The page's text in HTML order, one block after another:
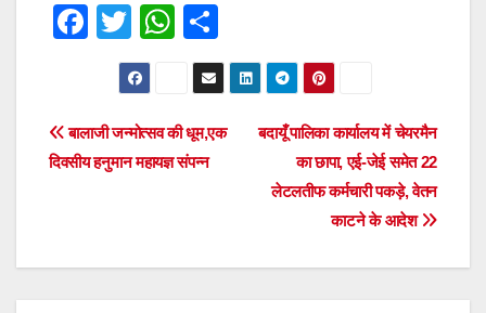
F
e
b
k
T
wi
tt
er
W
h
at
s
A
h
ar
e
Post
navigation
बदायूँ पालिका कार्यालय में चेयरमैन
का छापा, एई-जेई समेत 22
लेटलतीफ कर्मचारी पकड़े, वेतन
काटने के आदेश
बालाजी जन्मोत्सव की धूम,एक
दिवसीय हनुमान महायज्ञ संपन्न